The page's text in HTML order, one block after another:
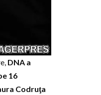
DNA a
16
Codruţa